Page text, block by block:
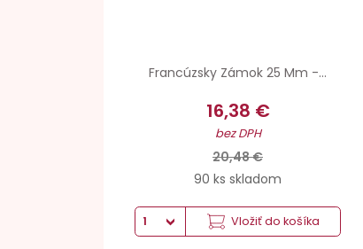
Francúzsky Zámok 25 Mm -...
16,38 €
bez DPH
20,48 €
90 ks skladom
Vložiť do košíka